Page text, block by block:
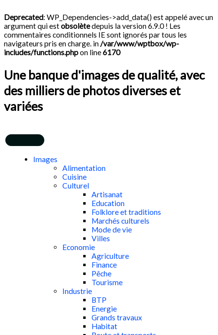
Deprecated: WP_Dependencies->add_data() est appelé avec un
argument qui estobsolètedepuis la version 6.9.0 ! Les
commentaires conditionnels IE sont ignorés par tous les
navigateurs pris en charge. in/var/www/wptbox/wp-
includes/functions.phpon line6170
au
contenu
Une banque d'images de qualité, avec
des milliers de photos diverses et
variées
Images
Alimentation
Cuisine
Culturel
Artisanat
Education
Folklore et traditions
Marchés culturels
Mode de vie
Villes
Economie
Agriculture
Finance
Pêche
Tourisme
Industrie
BTP
Energie
Grands travaux
Habitat
...